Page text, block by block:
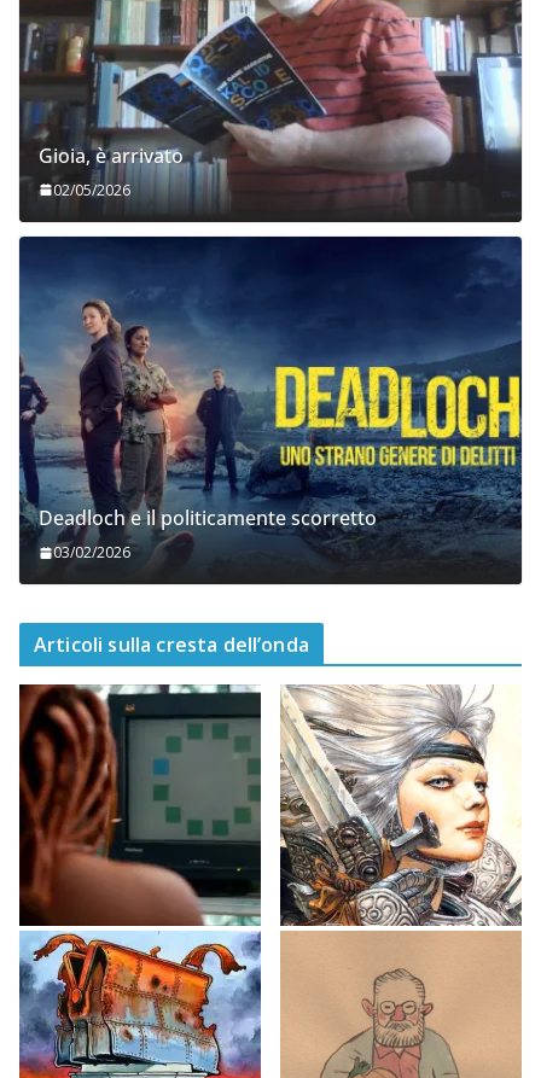
Gioia, è arrivato
02/05/2026
Deadloch e il politicamente scorretto
03/02/2026
Articoli sulla cresta dell’onda